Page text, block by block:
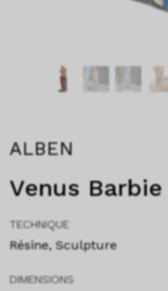
ALBEN
Venus Barbie
TECHNIQUE
Résine, Sculpture
DIMENSIONS